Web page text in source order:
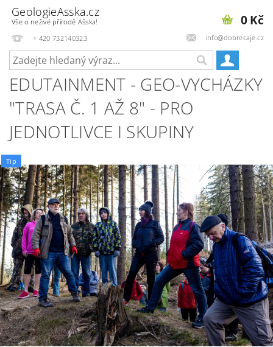
GeologieAsska.cz
Vše o neživé přírodě Ašska!
+ 420 732140323
info@dobrecaje.cz
0 Kč
EDUTAINMENT - GEO-VYCHÁZKY
"TRASA Č. 1 AŽ 8" - PRO
JEDNOTLIVCE I SKUPINY
Tip